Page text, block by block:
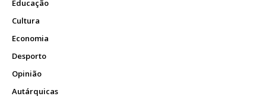
Educação
Cultura
Economia
Desporto
Opinião
Autárquicas